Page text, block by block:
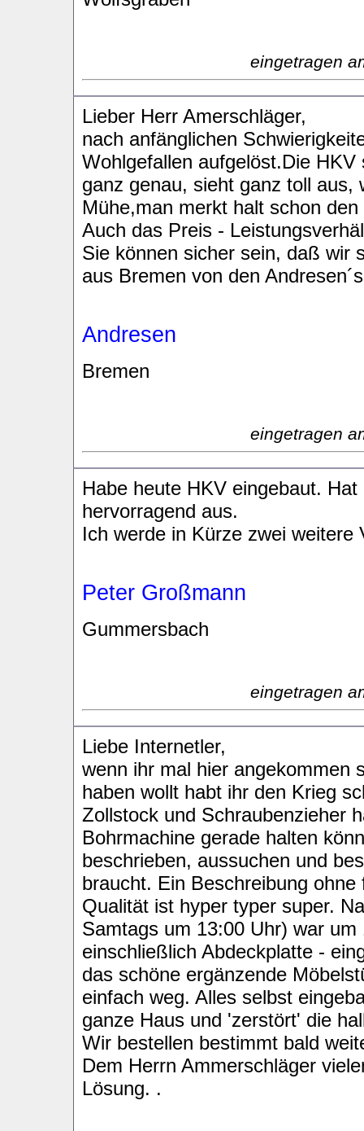
eingetragen
Lieber Herr Amerschläger,
nach anfänglichen
Wohlgefallen aufgelöst.Die
ganz genau, sieht ganz toll
Mühe,man merkt halt schon
Auch das Preis -
Sie können sicher sein, daß wir
aus Bremen von den Andresen´s
Andresen
Bremen
eingetragen
Habe heute HKV eingebaut.
hervorragend aus.
Ich werde in Kürze zwei weitere
Peter Großmann
Gummersbach
eingetragen
Liebe Internetler,
wenn ihr mal hier angekommen
haben wollt habt ihr den Krieg
Zollstock und Schraubenzieher
Bohrmachine gerade halten
beschrieben, aussuchen und
braucht. Ein Beschreibung
Qualität ist hyper typer super.
Samtags um 13:00 Uhr) war
einschließlich Abdeckplatte -
das schöne ergänzende
einfach weg. Alles selbst
ganze Haus und 'zerstört' die
Wir bestellen bestimmt bald
Dem Herrn Ammerschläger
Lösung. .